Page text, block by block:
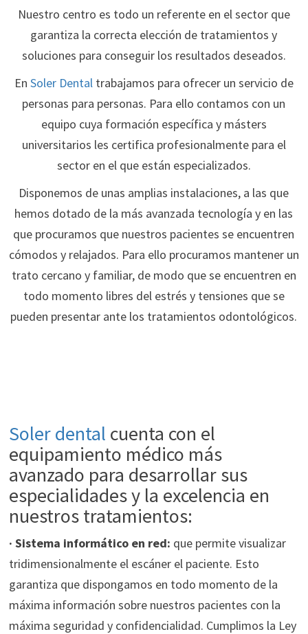
Nuestro centro es todo un referente en el sector que
garantiza la correcta elección de tratamientos y
soluciones para conseguir los resultados deseados.
En Soler Dentaltrabajamos para ofrecer un servicio de
personas para personas. Para ello contamos con un
equipo cuya formación específica y másters
universitarios les certifica profesionalmente para el
sector en el que están especializados.
Disponemos de unas amplias instalaciones, a las que
hemos dotado de la más avanzada tecnología y en las
que procuramos que nuestros pacientes se encuentren
cómodos y relajados. Para ello procuramos mantener un
trato cercano y familiar, de modo que se encuentren en
todo momento libres del estrés y tensiones que se
pueden presentar ante los tratamientos odontológicos.
Soler dental cuenta con el
equipamiento médico más
avanzado para desarrollar sus
especialidades y la excelencia en
nuestros tratamientos:
· Sistema informático en red: que permite visualizar
tridimensionalmente el escáner el paciente. Esto
garantiza que dispongamos en todo momento de la
máxima información sobre nuestros pacientes con la
máxima seguridad y confidencialidad. Cumplimos la Ley